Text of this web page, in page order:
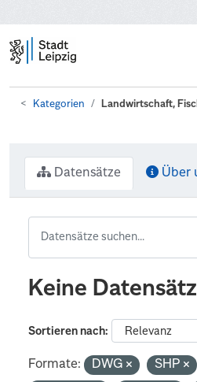
Kategorien Landwirtschaft,
Datensätze Über
Keine
Sortieren nach
Formate: DWG SHP